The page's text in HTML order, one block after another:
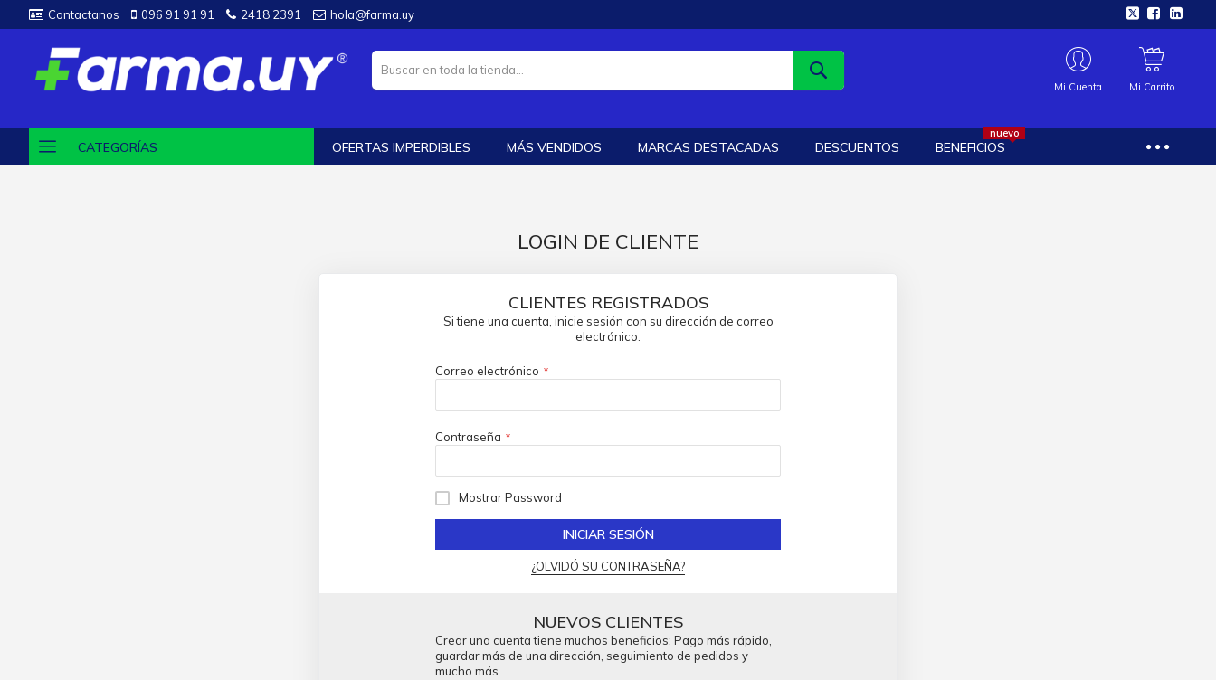
Contactanos 096 91 91 91 2418 2391 hola@farma.uy
Mi Cuenta Mi Carrito
CATEGORÍAS OFERTAS IMPERDIBLES MÁS VENDIDOS MARCAS DESTACADAS DESCUENTOS BENEFICIOS
nuevo
LOGIN DE CLIENTE
CLIENTES REGISTRADOS
Si tiene una cuenta, inicie sesión con su dirección de correo
electrónico.
Correo electrónico
Contraseña
Mostrar Password
INICIAR SESIÓN
¿OLVIDÓ SU CONTRASEÑA?
NUEVOS CLIENTES
Crear una cuenta tiene muchos beneficios: Pago más rápido,
guardar más de una dirección, seguimiento de pedidos y
mucho más.